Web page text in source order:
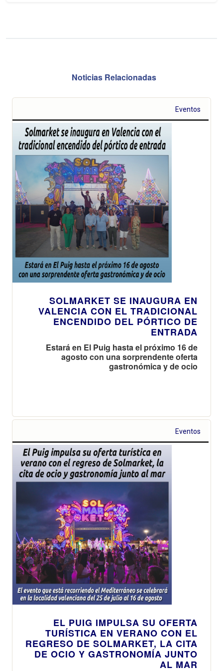
Noticias Relacionadas
Eventos
SOLMARKET SE INAUGURA EN
VALENCIA CON EL TRADICIONAL
ENCENDIDO DEL PÓRTICO DE
ENTRADA
Estará en El Puig hasta el próximo 16 de
agosto con una sorprendente oferta
gastronómica y de ocio
Eventos
EL PUIG IMPULSA SU OFERTA
TURÍSTICA EN VERANO CON EL
REGRESO DE SOLMARKET, LA CITA
DE OCIO Y GASTRONOMÍA JUNTO
AL MAR